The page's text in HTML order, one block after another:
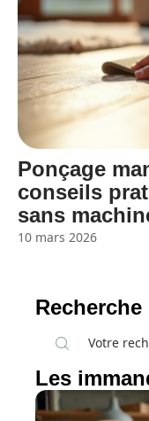
Ponçage
conseils
sans
10 mars 2026
Recherche
Les